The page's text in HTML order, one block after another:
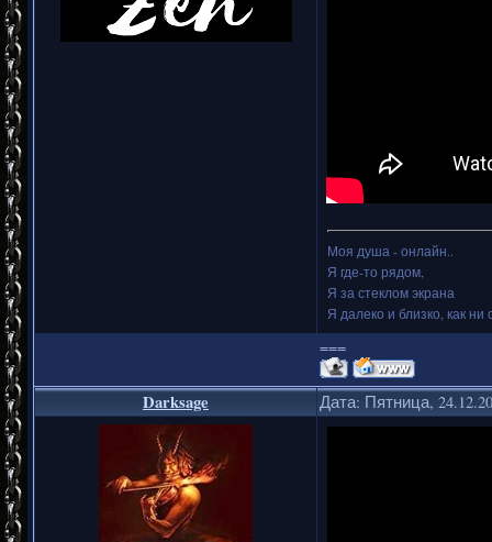
Моя душа - онлайн..
Я где-то рядом,
Я за стеклом экрана
Я далеко и близко, как ни
===
Darksage Дата: Пятница,